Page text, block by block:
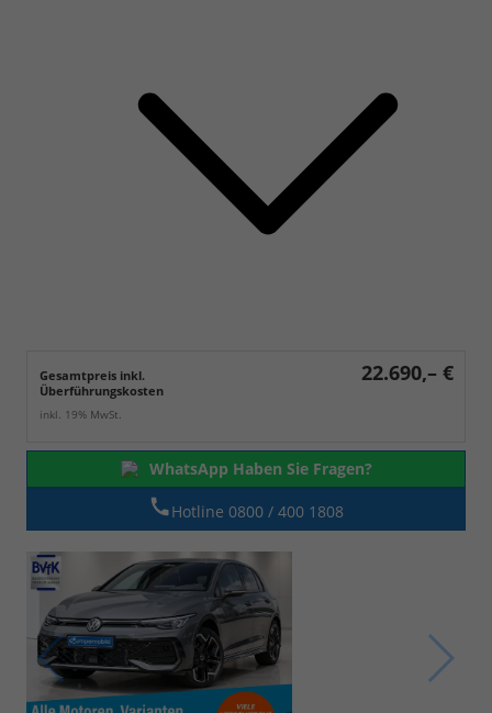
Gesamtpreis inkl.
Überführungskosten
22.690,– €
inkl. 19% MwSt.
WhatsApp Haben Sie Fragen?
Hotline 0800 / 400 1808